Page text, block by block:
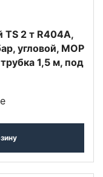
2 т R404A,
угловой, MOP
1,5 м, под